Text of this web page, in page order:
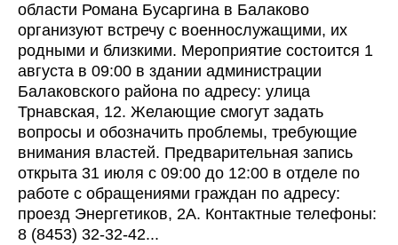
области Романа Бусаргина в Балаково
организуют встречу с военнослужащими, их
родными и близкими. Мероприятие состоится 1
августа в 09:00 в здании администрации
Балаковского района по адресу: улица
Трнавская, 12. Желающие смогут задать
вопросы и обозначить проблемы, требующие
внимания властей. Предварительная запись
открыта 31 июля с 09:00 до 12:00 в отделе по
работе с обращениями граждан по адресу:
проезд Энергетиков, 2А. Контактные телефоны:
8 (8453) 32-32-42...